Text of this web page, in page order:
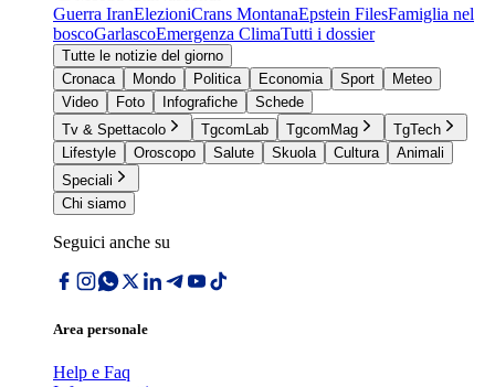
Guerra IranElezioniCrans MontanaEpstein FilesFamiglia nel
boscoGarlascoEmergenza ClimaTutti i dossier
Tutte le notizie del giorno
Cronaca
Mondo Politica Economia Sport
Meteo
Video
Foto Infografiche
Schede
Tv & Spettacolo
TgcomLab TgcomMag
TgTech
Lifestyle
Oroscopo Salute Skuola Cultura
Animali
Speciali
Chi siamo
Seguici anche su
Area personale
Help e Faq